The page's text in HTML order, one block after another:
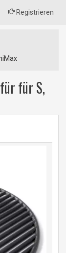
Registrieren
für S,